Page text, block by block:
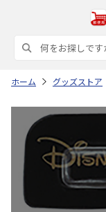
ホーム グッズストア